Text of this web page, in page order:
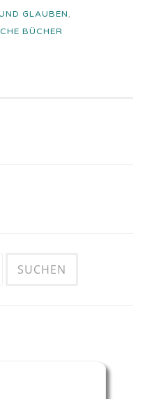
GLAUBEN,
BÜCHER